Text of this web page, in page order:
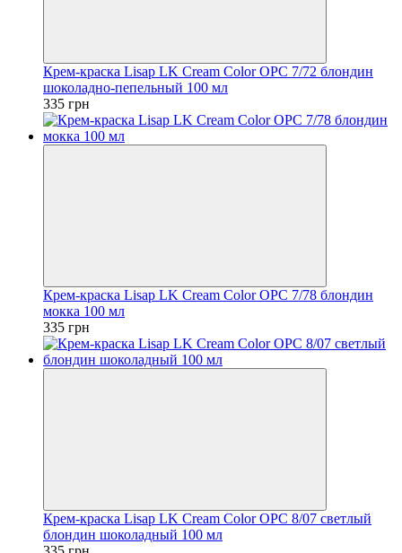
Крем-краска Lisap LK Cream Color OPC 7/72 блондин
шоколадно-пепельный 100 мл
335 грн
Крем-краска Lisap LK Cream Color OPC 7/78 блондин
мокка 100 мл
335 грн
Крем-краска Lisap LK Cream Color OPC 8/07 светлый
блондин шоколадный 100 мл